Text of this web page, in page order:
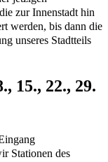
zur Innenstadt hin
werden, bis dann die
unseres Stadtteils
15., 22., 29.
Stationen des